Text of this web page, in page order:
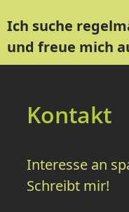
Ich suche
und freue mich
Kontakt
Interesse an
Schreibt mir!